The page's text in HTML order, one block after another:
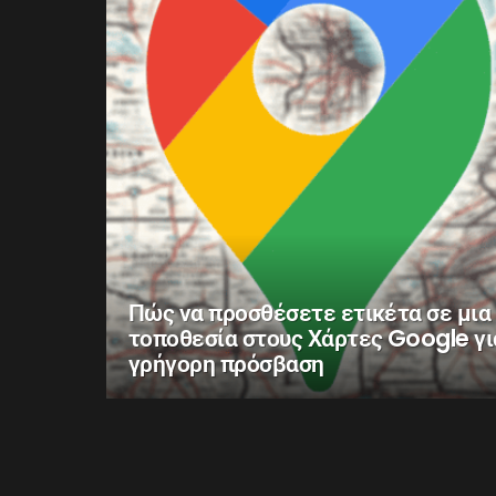
Πώς να προσθέσετε ετικέτα σε μια
τοποθεσία στους Χάρτες Google
γρήγορη πρόσβαση